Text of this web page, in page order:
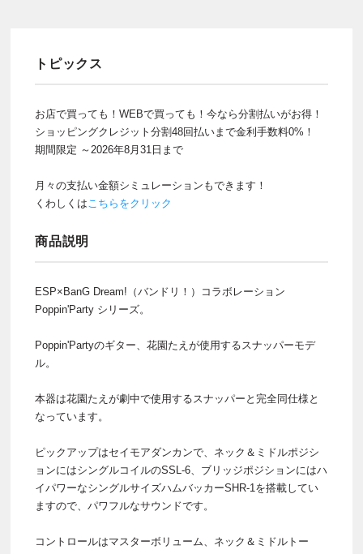
トピックス
お店で買っても！WEBで買っても！今なら分割払いがお得！
ショッピングクレジット分割48回払いまで金利手数料0%！
期間限定 ～2026年8月31日まで
月々の支払い金額シミュレーションもできます！
くわしくはこちらをクリック
商品説明
ESP×BanG Dream!（バンドリ！）コラボレーション
Poppin'Party シリーズ。
Poppin'Partyのギター、花園たえが使用するスナッパーモデ
ル。
本器は花園たえが劇中で使用するスナッパーと完全同仕様と
なっています。
ピックアップはセイモアダンカンで、ネック＆ミドルポジシ
ョンにはシングルコイルのSSL-6、ブリッジポジションにはハ
イパワーなシングルサイズハムバッカーSHR-1を搭載してい
ますので、パワフルなサウンドです。
コントロールはマスターボリューム、ネック＆ミドルトー